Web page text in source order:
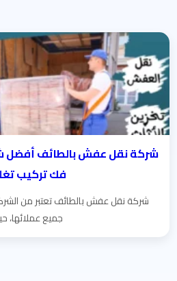
شركة نقل عفش بالطائف أفضل
فك تركيب
شركة نقل عفش بالطائف تعتبر من
جميع عملائها،